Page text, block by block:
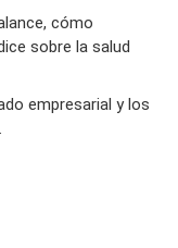
cómo
sobre la salud
empresarial y los